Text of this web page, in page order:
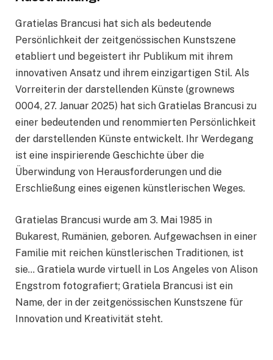
Gratielas Brancusi hat sich als bedeutende
Persönlichkeit der zeitgenössischen Kunstszene
etabliert und begeistert ihr Publikum mit ihrem
innovativen Ansatz und ihrem einzigartigen Stil. Als
Vorreiterin der darstellenden Künste (grownews
0004, 27. Januar 2025) hat sich Gratielas Brancusi zu
einer bedeutenden und renommierten Persönlichkeit
der darstellenden Künste entwickelt. Ihr Werdegang
ist eine inspirierende Geschichte über die
Überwindung von Herausforderungen und die
Erschließung eines eigenen künstlerischen Weges.
Gratielas Brancusi wurde am 3. Mai 1985 in
Bukarest, Rumänien, geboren. Aufgewachsen in einer
Familie mit reichen künstlerischen Traditionen, ist
sie… Gratiela wurde virtuell in Los Angeles von Alison
Engstrom fotografiert; Gratiela Brancusi ist ein
Name, der in der zeitgenössischen Kunstszene für
Innovation und Kreativität steht.